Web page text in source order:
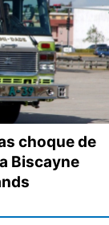
choque de
Biscayne